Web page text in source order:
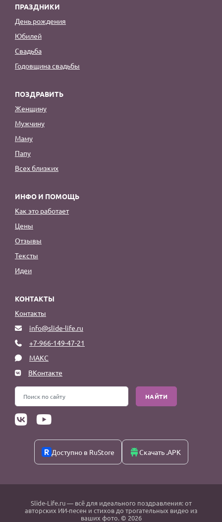
ПРАЗДНИКИ
День рождения
Юбилей
Свадьба
Годовщина свадьбы
ПОЗДРАВИТЬ
Женщину
Мужчину
Маму
Папу
Всех близких
ИНФО И ПОМОЩЬ
Как это работает
Цены
Отзывы
Тексты
Идеи
КОНТАКТЫ
Контакты
info@slide-life.ru
+7-966-149-47-21
МАКС
ВКонтакте
НАЙТИ
Доступно в RuStore Скачать .APK
Slide-Life.ru— всё для идеального поздравления: от
авторских ИИ-песен и стихов до трогательных видео из
ваших фото. © 2026